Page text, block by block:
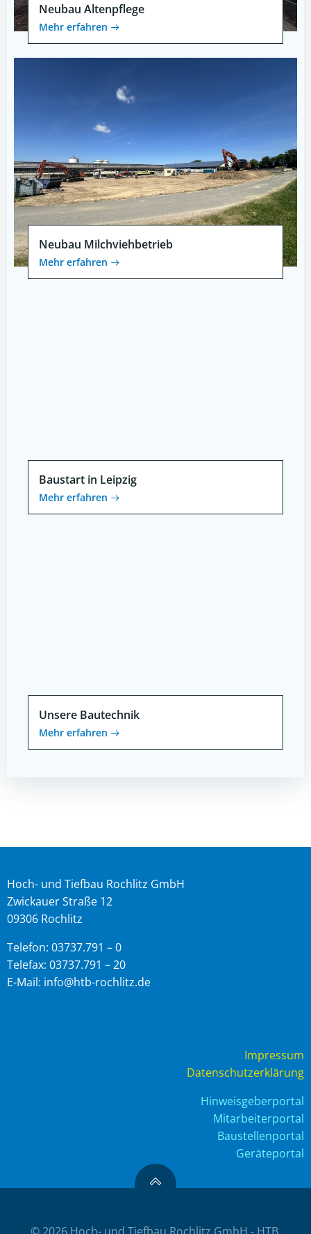
Neubau Altenpflege
Mehr erfahren
Neubau Milchviehbetrieb
Mehr erfahren
Baustart in Leipzig
Mehr erfahren
Unsere Bautechnik
Mehr erfahren
Hoch- und Tiefbau Rochlitz GmbH
Zwickauer Straße 12
09306 Rochlitz
Telefon: 03737.791 – 0
Telefax: 03737.791 – 20
E-Mail: info@htb-rochlitz.de
Impressum
Datenschutzerklärung
Hinweisgeberportal
Mitarbeiterportal
Baustellenportal
Geräteportal